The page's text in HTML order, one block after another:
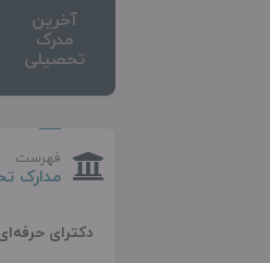
آخرین
مدرک
تحصیلی
فهرست
مدارک
دکترای